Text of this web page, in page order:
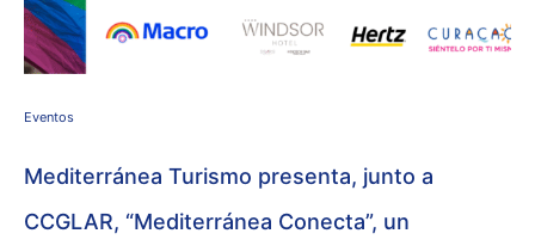
Eventos
Mediterránea Turismo presenta, junto a
CCGLAR, “Mediterránea Conecta”, un